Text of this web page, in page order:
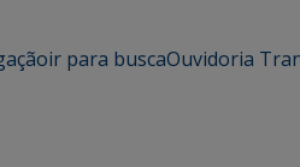
ir para buscaOuvidoria